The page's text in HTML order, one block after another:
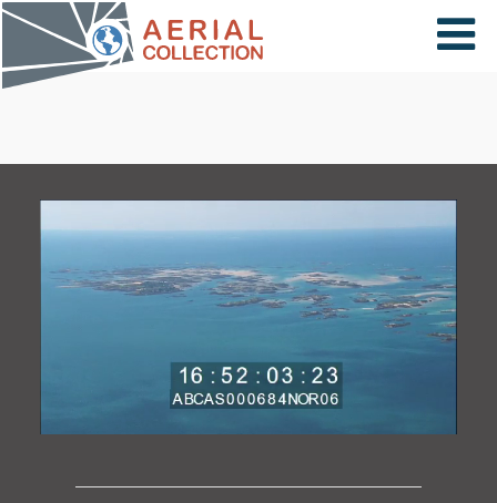
×
PAYS
CARTE
COLLECTIONS